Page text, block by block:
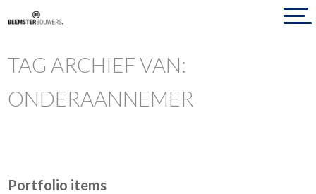
TAG ARCHIEF VAN:
ONDERAANNEMER
Portfolio items